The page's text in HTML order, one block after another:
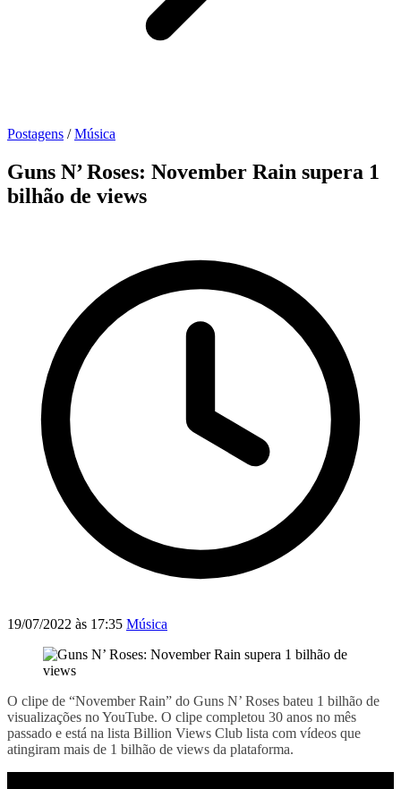
Postagens / Música
Guns N’ Roses: November Rain supera 1
bilhão de views
19/07/2022 às 17:35 Música
O clipe de “November Rain” do Guns N’ Roses bateu 1 bilhão de
visualizações no YouTube. O clipe completou 30 anos no mês
passado e está na lista Billion Views Club lista com vídeos que
atingiram mais de 1 bilhão de views da plataforma.